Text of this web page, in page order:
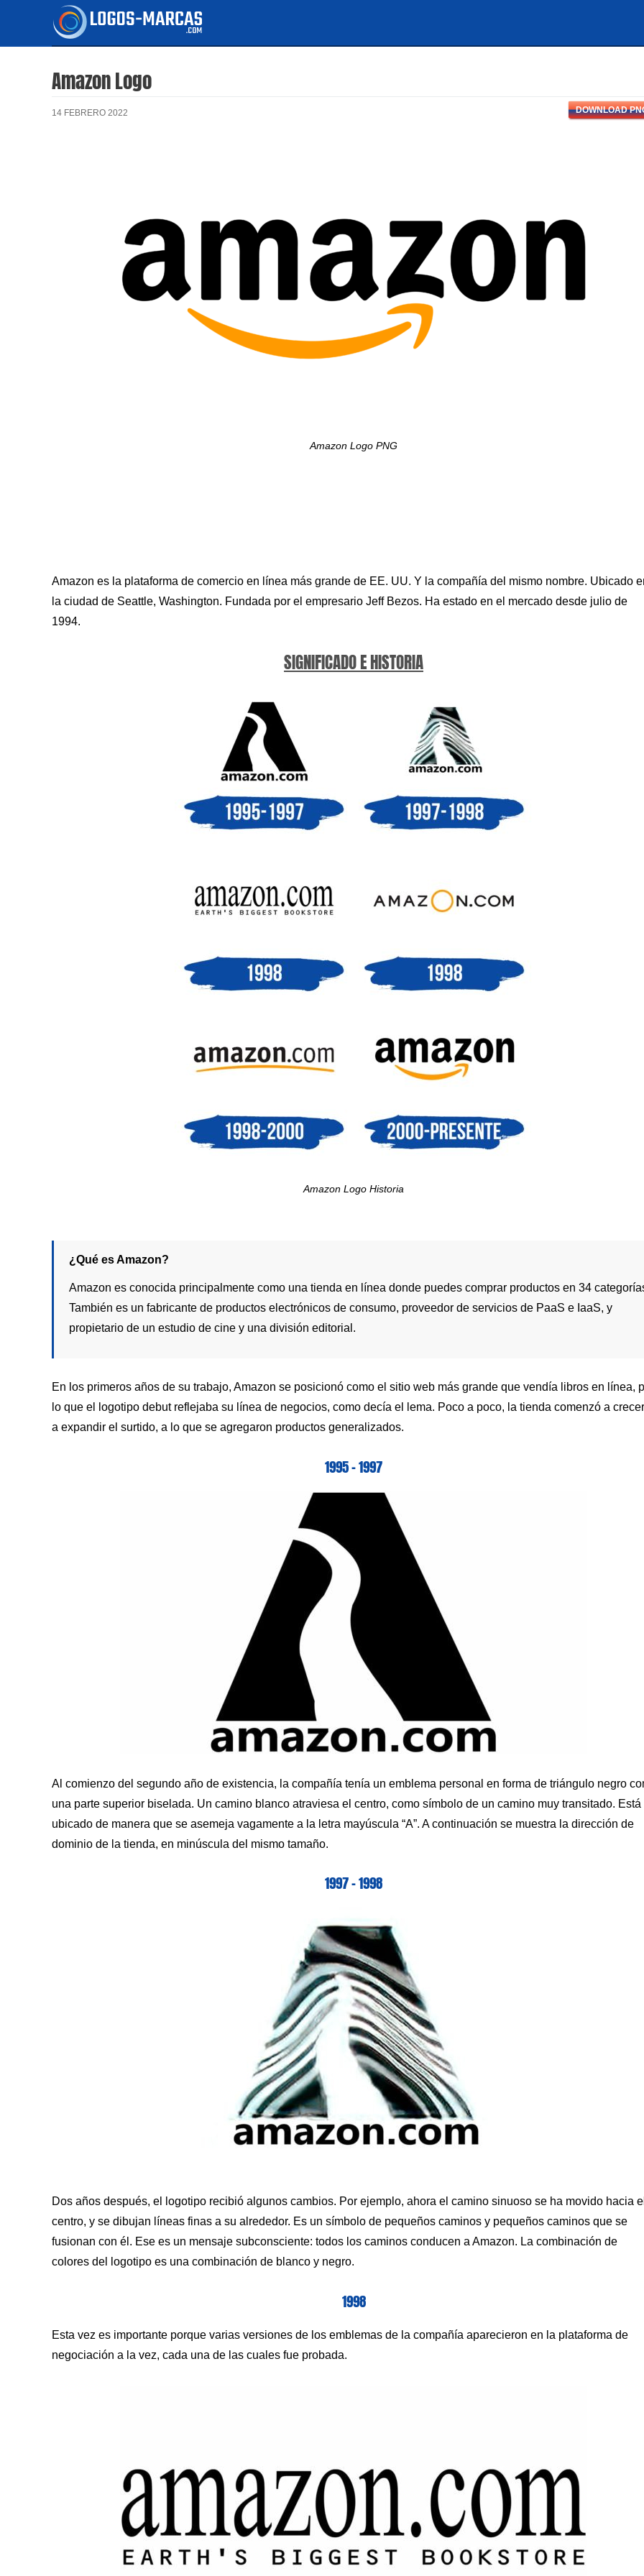
contenido
Amazon Logo
14 FEBRERO 2022 DOWNLOAD
Amazon Logo PNG
Amazon es la plataforma de comercio en línea más grande de EE. UU. Y la compañía del mismo nombre. Ubicado
la ciudad de Seattle, Washington. Fundada por el empresario Jeff Bezos. Ha estado en el mercado desde julio de
1994.
SIGNIFICADO E HISTORIA
Amazon Logo Historia
¿Qué es Amazon?
Amazon es conocida principalmente como una tienda en línea donde puedes comprar productos en 34
También es un fabricante de productos electrónicos de consumo, proveedor de servicios de PaaS e IaaS, y
propietario de un estudio de cine y una división editorial.
En los primeros años de su trabajo, Amazon se posicionó como el sitio web más grande que vendía libros en línea,
lo que el logotipo debut reflejaba su línea de negocios, como decía el lema. Poco a poco, la tienda comenzó a
a expandir el surtido, a lo que se agregaron productos generalizados.
1995 – 1997
Al comienzo del segundo año de existencia, la compañía tenía un emblema personal en forma de triángulo negro
una parte superior biselada. Un camino blanco atraviesa el centro, como símbolo de un camino muy transitado. Está
ubicado de manera que se asemeja vagamente a la letra mayúscula “A”. A continuación se muestra la dirección de
dominio de la tienda, en minúscula del mismo tamaño.
1997 – 1998
Dos años después, el logotipo recibió algunos cambios. Por ejemplo, ahora el camino sinuoso se ha movido hacia el
centro, y se dibujan líneas finas a su alrededor. Es un símbolo de pequeños caminos y pequeños caminos que se
fusionan con él. Ese es un mensaje subconsciente: todos los caminos conducen a Amazon. La combinación de
colores del logotipo es una combinación de blanco y negro.
1998
Esta vez es importante porque varias versiones de los emblemas de la compañía aparecieron en la plataforma de
negociación a la vez, cada una de las cuales fue probada.